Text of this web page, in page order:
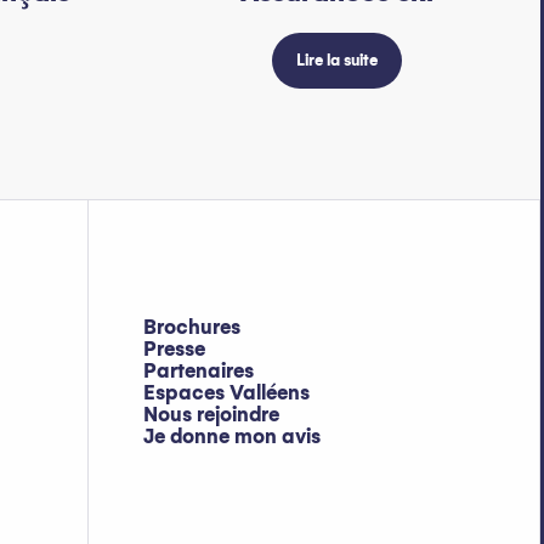
Lire la suite
Brochures
Presse
Partenaires
Espaces Valléens
Nous rejoindre
Je donne mon avis